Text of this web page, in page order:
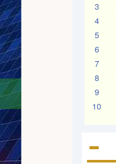
3
4
5
6
7
8
9
10